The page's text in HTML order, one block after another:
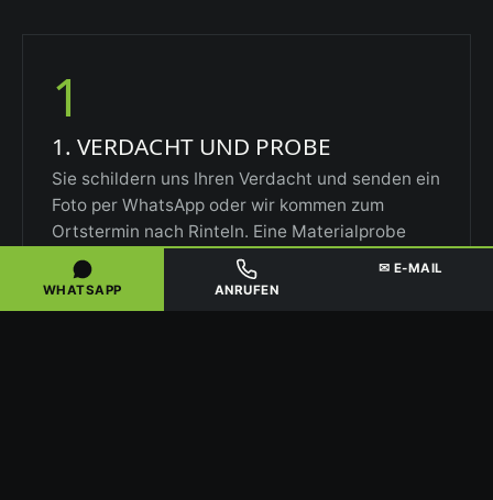
1
1. VERDACHT UND PROBE
Sie schildern uns Ihren Verdacht und senden ein
Foto per WhatsApp oder wir kommen zum
Ortstermin nach Rinteln. Eine Materialprobe
wird im Labor analysiert – bei Asbest per
Polarisationsmikroskopie oder REM-EDXA, bei
KMF über den Kanzerogenitätsindex.
WHATSAPP ANRUFEN
✉ E-MAIL